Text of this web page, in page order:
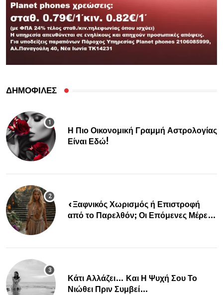
ΔΗΜΟΦΙΛΕΣ
Η Πιο Οικονομική Γραμμή Αστρολογίας
Είναι Εδώ!
«Ξαφνικός Χωρισμός ή Επιστροφή
από το Παρελθόν; Οι Επόμενες Μέρες
Κάτι Αλλάζει… Και Η Ψυχή Σου Το
Νιώθει Πριν Συμβεί…